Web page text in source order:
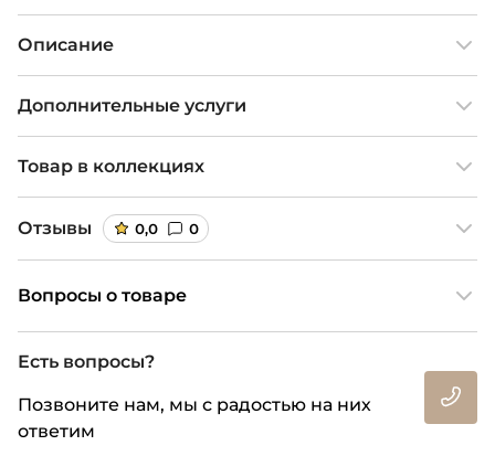
Описание
Дополнительные услуги
Товар в коллекциях
Отзывы 0,0 0
Вопросы о товаре
Есть вопросы?
Позвоните нам, мы с радостью на них
ответим